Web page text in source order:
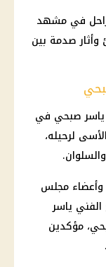
في مشهد
صدمة بين
ياسر صبحي في
لرحيله،
وأعضاء مجلس
الفني ياسر
مؤكدين